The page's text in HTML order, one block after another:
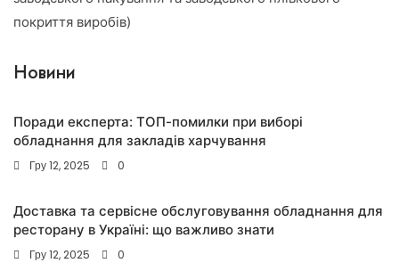
покриття виробів)
Новини
Поради експерта: ТОП-помилки при виборі
обладнання для закладів харчування
Гру 12, 2025 0
Доставка та сервісне обслуговування обладнання для
ресторану в Україні: що важливо знати
Гру 12, 2025 0